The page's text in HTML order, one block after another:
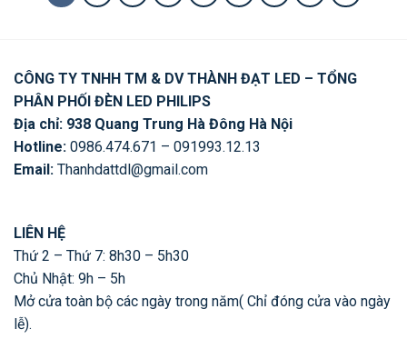
CÔNG TY TNHH TM & DV THÀNH ĐẠT LED – TỔNG
PHÂN PHỐI ĐÈN LED PHILIPS
Địa chỉ: 938 Quang Trung Hà Đông Hà Nội
Hotline: 0986.474.671 – 091993.12.13
Email: Thanhdattdl@gmail.com
LIÊN HỆ
Thứ 2 – Thứ 7: 8h30 – 5h30
Chủ Nhật: 9h – 5h
Mở cửa toàn bộ các ngày trong năm( Chỉ đóng cửa vào ngày
lễ).